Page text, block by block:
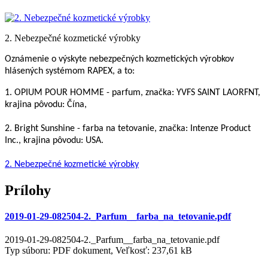
2. Nebezpečné kozmetické výrobky
Oznámenie o výskyte nebezpečných kozmetických výrobkov
hlásených systémom RAPEX, a to:
1. OPIUM POUR HOMME - parfum, značka: YVFS SAINT LAORFNT,
krajina pôvodu: Čína,
2. Bright Sunshine - farba na tetovanie, značka: Intenze Product
Inc., krajina pôvodu: USA.
2. Nebezpečné kozmetické výrobky
Prílohy
2019-01-29-082504-2._Parfum__farba_na_tetovanie.pdf
2019-01-29-082504-2._Parfum__farba_na_tetovanie.pdf
Typ súboru: PDF dokument, Veľkosť: 237,61 kB